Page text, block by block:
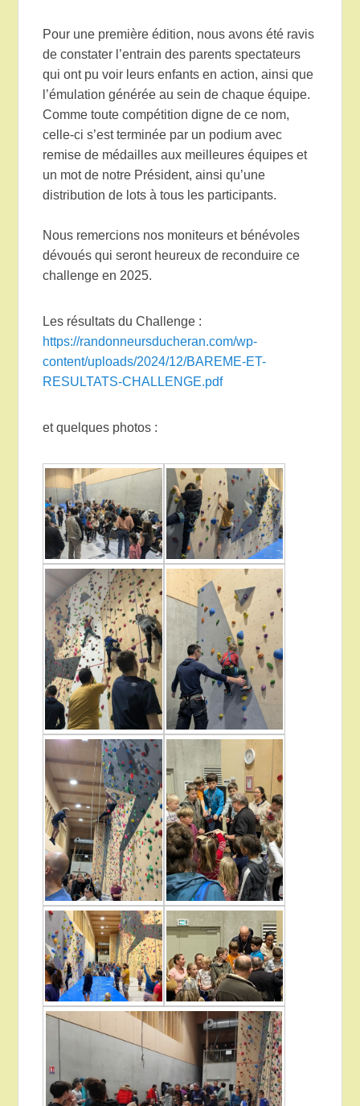
Pour une première édition, nous avons été ravis
de constater l’entrain des parents spectateurs
qui ont pu voir leurs enfants en action, ainsi que
l’émulation générée au sein de chaque équipe.
Comme toute compétition digne de ce nom,
celle-ci s’est terminée par un podium avec
remise de médailles aux meilleures équipes et
un mot de notre Président, ainsi qu’une
distribution de lots à tous les participants.
Nous remercions nos moniteurs et bénévoles
dévoués qui seront heureux de reconduire ce
challenge en 2025.
Les résultats du Challenge :
https://randonneursducheran.com/wp-
content/uploads/2024/12/BAREME-ET-
RESULTATS-CHALLENGE.pdf
et quelques photos :